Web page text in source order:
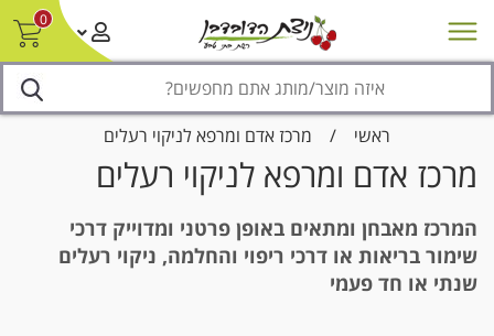
0
מבצעים סניפים צור קשר/ביטול הזמנה
ראשי / מרכז אדם ומרפא לניקוי רעלים
מרכז אדם ומרפא לניקוי רעלים
המרכז מאבחן ומתאים באופן פרטני ומדוייק דרכי
שימור בריאות או דרכי ריפוי והחלמה, ניקוי רעלים
שנתי או חד פעמי